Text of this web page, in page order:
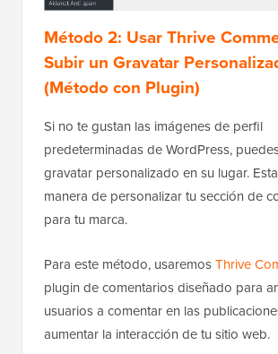
Método 2: Usar Thrive
Subir un Gravatar
(Método con Plugin)
Si no te gustan las imágenes de perfil
predeterminadas de WordPress,
gravatar personalizado en su lugar.
manera de personalizar tu sección de
para tu marca.
Para este método, usaremosThrive
plugin de comentarios diseñado para
usuarios a comentar en las
aumentar la interacción de tu sitio web.